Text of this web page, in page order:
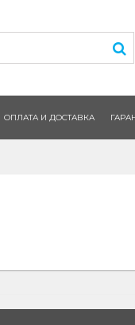
ОПЛАТА И ДОСТАВКА